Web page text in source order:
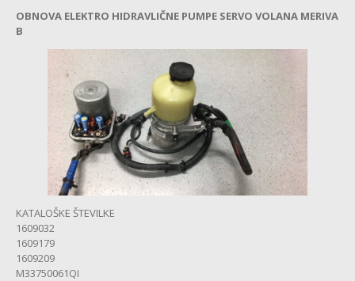
OBNOVAISM MODULA
TOVORNJAKI
VOLANSKIZAKLEP ELV
MITSUBISHI
ABS
SERVO VOLAN
ABS
MULTIMEDIJA
OBNOVA ELEKTRO HIDRAVLIČNE PUMPE SERVO VOLANA MERIVA
B
KATALOŠKE ŠTEVILKE
1609032
1609179
1609209
M33750061QI